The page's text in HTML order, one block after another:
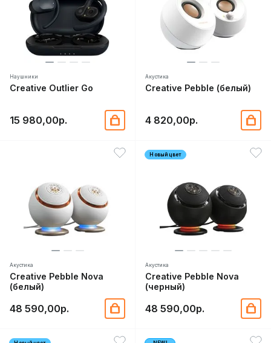
Наушники
Creative Outlier Go
15 980,00р.
Акустика
Creative Pebble (белый)
4 820,00р.
Акустика
Creative Pebble Nova
(белый)
48 590,00р.
Новый цвет
Акустика
Creative Pebble Nova
(черный)
48 590,00р.